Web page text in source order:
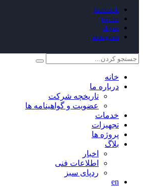
facebook
twitter
skype
instagram
خانه
درباره ما
تاریخچه شرکت
عضویت و گواهینامه ها
خدمات
تجهیزات
پروژه ها
بلاگ
اخبار
اطلاعات فنی
ردپای سبز
en